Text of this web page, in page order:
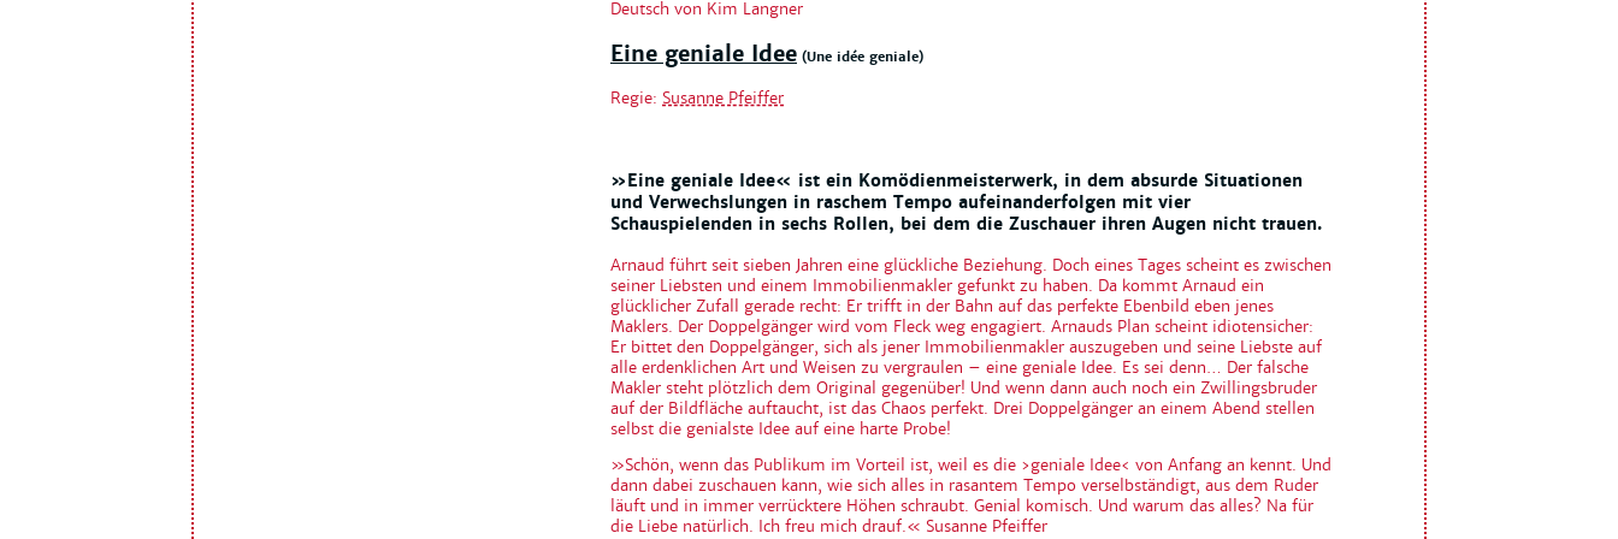
Deutsch von Kim Langner
Eine geniale Idee (Une idée geniale)
Regie: Susanne Pfeiffer
»Eine geniale Idee« ist ein Komödienmeisterwerk, in dem absurde Situationen
und Verwechslungen in raschem Tempo aufeinanderfolgen mit vier
Schauspielenden in sechs Rollen, bei dem die Zuschauer ihren Augen nicht trauen.
Arnaud führt seit sieben Jahren eine glückliche Beziehung. Doch eines Tages scheint es zwischen
seiner Liebsten und einem Immobilienmakler gefunkt zu haben. Da kommt Arnaud ein
glücklicher Zufall gerade recht: Er trifft in der Bahn auf das perfekte Ebenbild eben jenes
Maklers. Der Doppelgänger wird vom Fleck weg engagiert. Arnauds Plan scheint idiotensicher:
Er bittet den Doppelgänger, sich als jener Immobilienmakler auszugeben und seine Liebste auf
alle erdenklichen Art und Weisen zu vergraulen – eine geniale Idee. Es sei denn… Der falsche
Makler steht plötzlich dem Original gegenüber! Und wenn dann auch noch ein Zwillingsbruder
auf der Bildfläche auftaucht, ist das Chaos perfekt. Drei Doppelgänger an einem Abend stellen
selbst die genialste Idee auf eine harte Probe!
»Schön, wenn das Publikum im Vorteil ist, weil es die ›geniale Idee‹ von Anfang an kennt. Und
dann dabei zuschauen kann, wie sich alles in rasantem Tempo verselbständigt, aus dem Ruder
läuft und in immer verrücktere Höhen schraubt. Genial komisch. Und warum das alles? Na für
die Liebe natürlich. Ich freu mich drauf.« Susanne Pfeiffer